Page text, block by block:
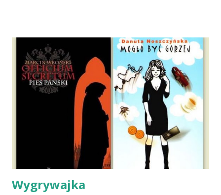
wspólnego życia przeczytacie TUTAJ i TUTAJ . Gdy już
nieco okrzepliśmy w codzienności z psem, a Amber - z
ludźmi i kotami, pojawił się pomysł na wspólny jesienny
wyjazd w Beskid Niski. Zanim to jednak się stało psica miała
atak padaczki, co spowodowało, że wyjazd odwołaliśmy,
wdrożyliśmy leczenie i od nowa zaczęliśmy oswajać z nami i
wspólnym życiem zdezorientowanego chorobą psa. Udało
się ustabilizować zawirowania zdrowotne i wówczas
zaczęliśmy się cieszyć sobą wzajemnie już na 100%.
Dopier...
Wygrywajka